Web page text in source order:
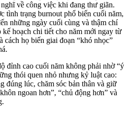
về công việc khi đang thư giãn.
tình trạng burnout phổ biến cuối năm,
những ngày cuối cùng và thậm chí
kế hoạch chi tiết cho năm mới ngay từ
cách họ biến giai đoạn “khó nhọc”
đỉnh cao cuối năm không phải nhờ “ý
thói quen nhỏ nhưng kỷ luật cao:
đúng lúc, chăm sóc bản thân và giữ
ngoan hơn”, “chủ động hơn” và